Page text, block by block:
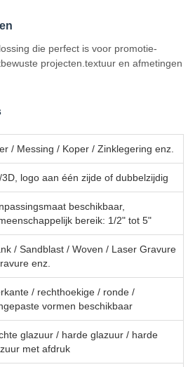
die perfect is voor promotie-
projecten.textuur en afmetingen
/ Messing / Koper / Zinklegering enz.
3D, logo aan één zijde of dubbelzijdig
beschikbaar,
bereik: 1/2" tot 5"
/ Sandblast / Woven / Laser Gravure
enz.
/ rechthoekige / ronde /
vormen beschikbaar
glazuur / harde glazuur / harde
met afdruk